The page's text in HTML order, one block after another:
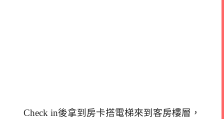
Check in後拿到房卡搭電梯來到客房樓層，